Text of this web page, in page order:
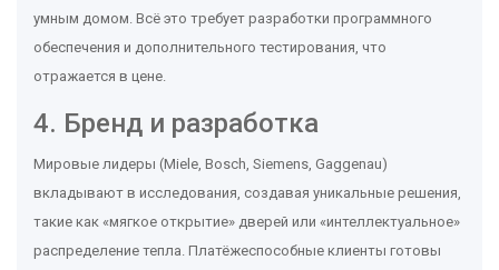
умным домом. Всё это требует разработки программного
обеспечения и дополнительного тестирования, что
отражается в цене.
4. Бренд и разработка
Мировые лидеры (Miele, Bosch, Siemens, Gaggenau)
вкладывают в исследования, создавая уникальные решения,
такие как «мягкое открытие» дверей или «интеллектуальное»
распределение тепла. Платёжеспособные клиенты готовы